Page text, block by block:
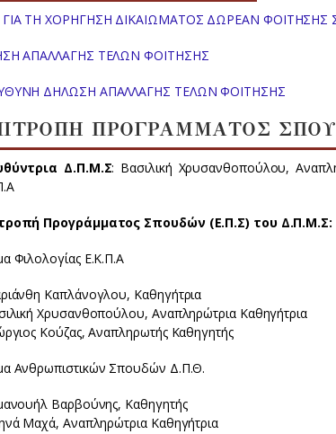
ΤΗ ΧΟΡΗΓΗΣΗ ΔΙΚΑΙΩΜΑΤΟΣ ΔΩΡΕΑΝ ΦΟΙΤΗΣΗΣ
ΑΠΑΛΛΑΓΗΣ ΤΕΛΩΝ ΦΟΙΤΗΣΗΣ
ΔΗΛΩΣΗ ΑΠΑΛΛΑΓΗΣ ΤΕΛΩΝ ΦΟΙΤΗΣΗΣ
ΠΡΟΓΡΑΜΜΑΤΟΣ
Δ.Π.Μ.Σ: Βασιλική Χρυσανθοπούλου,
Προγράμματος Σπουδών (Ε.Π.Σ) του Δ.Π.Μ.Σ:
Φιλολογίας Ε.Κ.Π.Α
Καπλάνογλου, Καθηγήτρια
Χρυσανθοπούλου, Αναπληρώτρια Καθηγήτρια
Κούζας, Αναπληρωτής Καθηγητής
Ανθρωπιστικών Σπουδών Δ.Π.Θ.
Βαρβούνης, Καθηγητής
Μαχά, Αναπληρώτρια Καθηγήτρια